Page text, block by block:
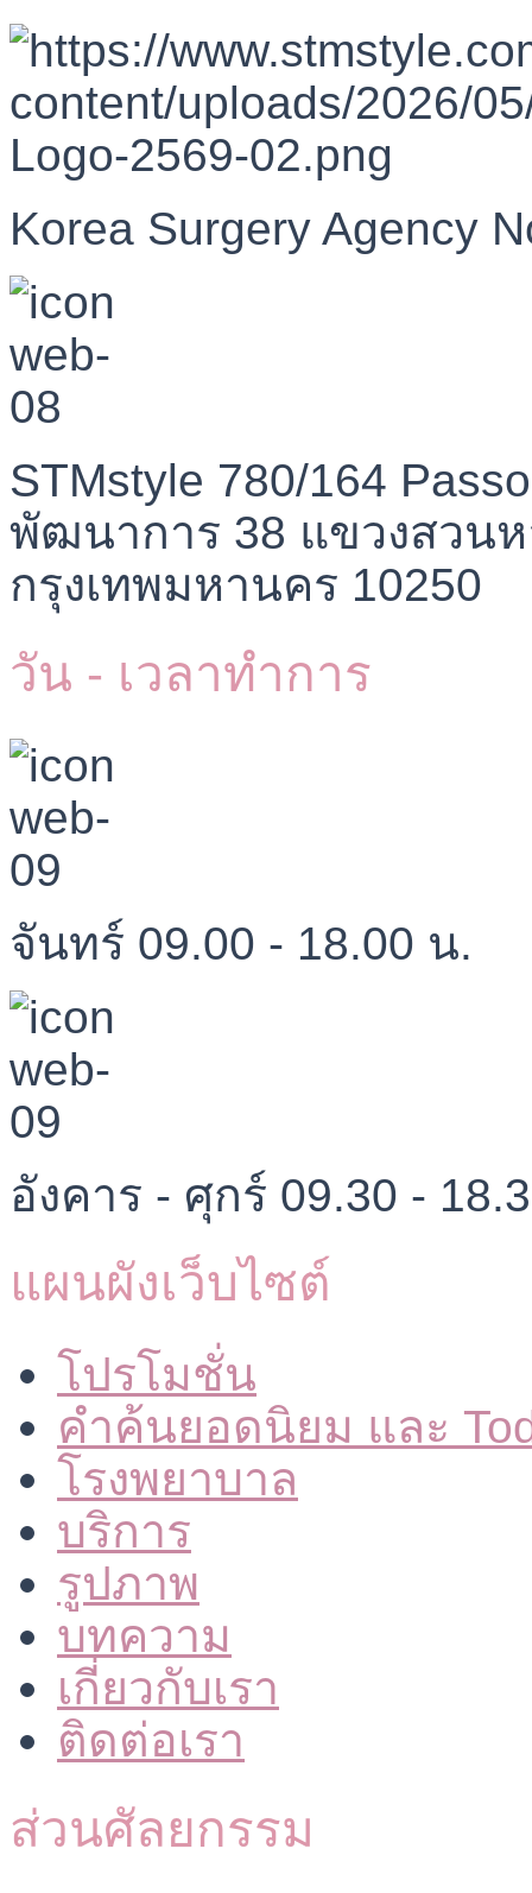
Korea Surgery Agency
STMstyle 780/164
พัฒนาการ 38 แขวงสวน
กรุงเทพมหานคร 10250
วัน - เวลาทำการ
จันทร์ 09.00 - 18.00 น.
อังคาร - ศุกร์ 09.30 -
แผนผังเว็บไซต์
โปรโมชั่น
คำค้นยอดนิยม และ
โรงพยาบาล
บริการ
รูปภาพ
บทความ
เกี่ยวกับเรา
ติดต่อเรา
ส่วนศัลยกรรม